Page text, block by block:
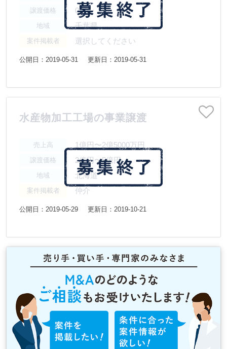
譲渡価格 0円〜
地域 千葉県
案件掲載者 選択してください
公開日：2019-05-31 更新日：2019-05-31
水産物加工工場の事業譲渡
売上高 1億円〜2億5000万円
譲渡価格 2億円〜5億円
地域 北海道
案件掲載者 仲介
公開日：2019-05-29 更新日：2019-10-21